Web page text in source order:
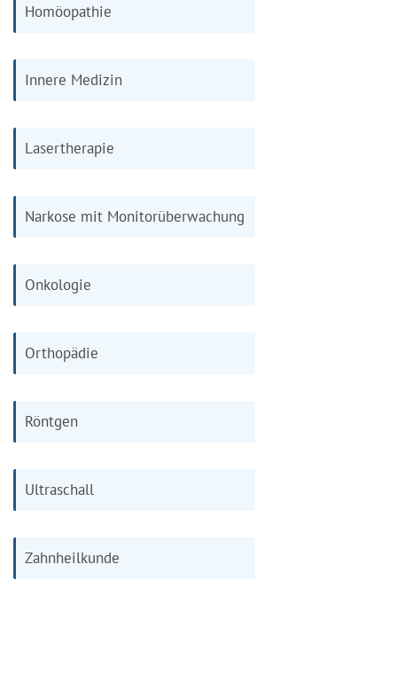
Homöopathie
Innere Medizin
Lasertherapie
Narkose mit Monitorüberwachung
Onkologie
Orthopädie
Röntgen
Ultraschall
Zahnheilkunde